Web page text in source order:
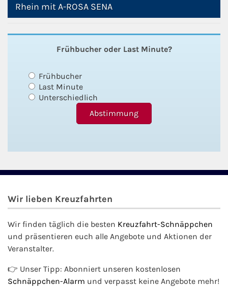
Rhein mit A-ROSA SENA
Frühbucher oder Last Minute?
Frühbucher
Last Minute
Unterschiedlich
Wir lieben Kreuzfahrten
Wir finden täglich die besten Kreuzfahrt-Schnäppchen
und präsentieren euch alle Angebote und Aktionen der
Veranstalter.
👉 Unser Tipp: Abonniert unseren kostenlosen
Schnäppchen-Alarm und verpasst keine Angebote mehr!